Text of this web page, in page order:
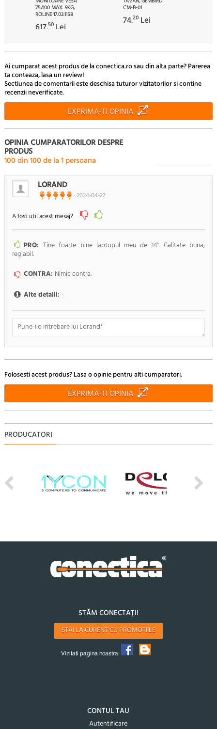
75/100 MAX. 9KG,
ROLINE 17.03.1158
617.50 Lei
CM-B-01
74.20 Lei
Ai cumparat acest produs de la conectica.ro sau din alta parte? Parerea
ta conteaza, lasa un review!
Sectiunea de comentarii este deschisa tuturor vizitatorilor si contine
recenzii neverificate.
EXPRIMA-TI OPINIA
OPINIA CUMPARATORILOR DESPRE
PRODUS
100din100de la1persoana
LORAND
2024-04-22
A fost util acest mesaj?
PRO:Tine foarte bine laptopul meu de 14". Calitate buna,
reglabil.
CONTRA: Nimic contra.
Alte detalii: -
Doresc sa fiu anuntat pe e-mail cand apar noi comentarii
RENUNTA
TRIMITE
Folosesti acest produs? Lasa o opinie pentru alti cumparatori.
EXPRIMA-TI OPINIA
PRODUCATORI
STĂM CONECTAȚI!
STAI LA CURENT CU PROMOTIILE
Vizitati pagina noastra:
CONTUL TAU
Autentificare